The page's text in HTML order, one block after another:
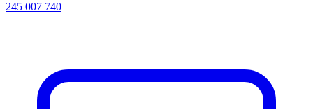
245 007 740